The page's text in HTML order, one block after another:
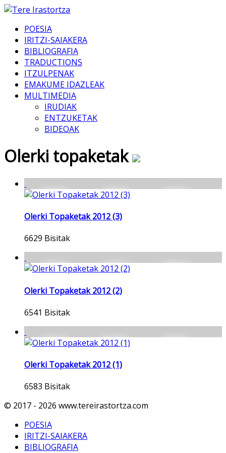
POESIA
IRITZI-SAIAKERA
BIBLIOGRAFIA
TRADUCTIONS
ITZULPENAK
EMAKUME IDAZLEAK
MULTIMEDIA
IRUDIAK
ENTZUKETAK
BIDEOAK
Olerki topaketak
Olerki Topaketak 2012 (3)
6629 Bisitak
Olerki Topaketak 2012 (2)
6541 Bisitak
Olerki Topaketak 2012 (1)
6583 Bisitak
© 2017 - 2026 www.tereirastortza.com
POESIA
IRITZI-SAIAKERA
BIBLIOGRAFIA